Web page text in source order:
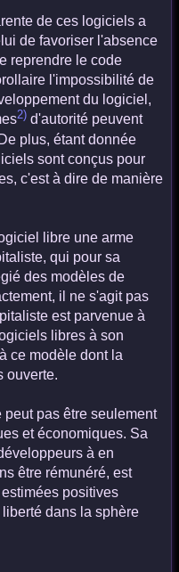
de ces logiciels a
de favoriser l'absence
reprendre le code
l'impossibilité de
du logiciel,
2) d'autorité peuvent
plus, étant donnée
sont conçus pour
c'est à dire de manière
libre une arme
qui pour sa
des modèles de
il ne s'agit pas
est parvenue à
libres à son
ce modèle dont la
ouverte.
pas être seulement
et économiques. Sa
à en
être rémunéré, est
positives
dans la sphère